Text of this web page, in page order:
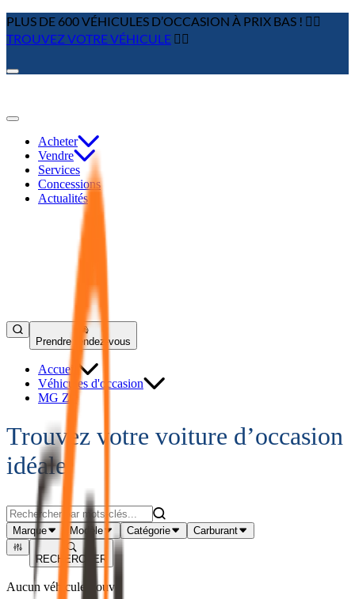
PLUS DE 600 VÉHICULES D’OCCASION À PRIX BAS ! 👉🏼
TROUVEZ VOTRE VÉHICULE 👈🏻
Acheter
Vendre
Services
Concessions
Actualités
Prendre rendez-vous
Accueil
Véhicules d'occasion
MG ZS
Trouvez votre voiture d’occasion
idéale
Marque Modèle Catégorie Carburant
RECHERCHER
Aucun véhicule trouvé